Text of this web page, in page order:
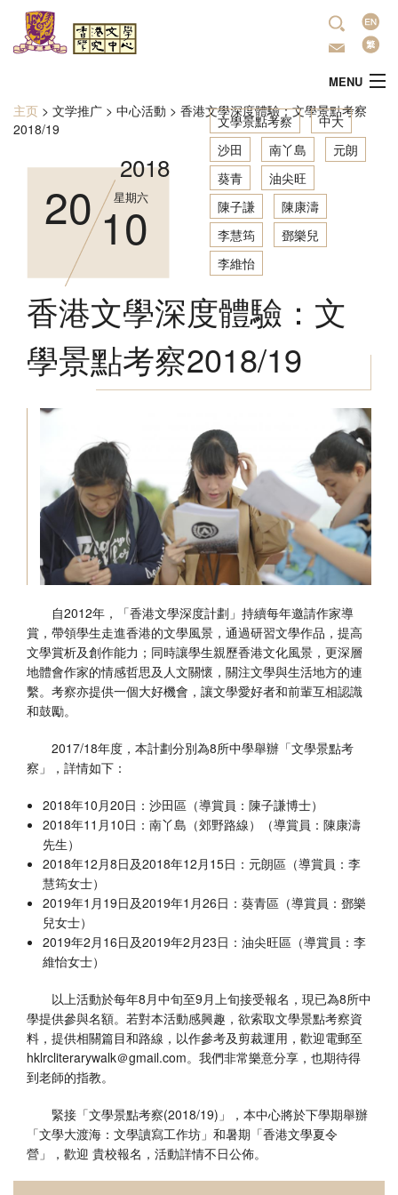
跳转到主要内容
语
言
MENU
主頁
最新活动
學術研究
文学推广
出版
当前位置
主页 > 文学推广 > 中心活動 > 香港文學深度體驗：文學景點考察
2018/19
2018
10
20 星期六
文學景點考察
中大
沙田
南丫島
元朗
葵青
油尖旺
陳子謙
陳康濤
李慧筠
鄧樂兒
李維怡
香港文學深度體驗：文
學景點考察2018/19
自2012年，「香港文學深度計劃」持續每年邀請作家導
賞，帶領學生走進香港的文學風景，通過研習文學作品，提高
文學賞析及創作能力；同時讓學生親歷香港文化風景，更深層
地體會作家的情感哲思及人文關懷，關注文學與生活地方的連
繫。考察亦提供一個大好機會，讓文學愛好者和前輩互相認識
和鼓勵。
2017/18年度，本計劃分別為8所中學舉辦「文學景點考
察」，詳情如下：
2018年10月20日：沙田區（導賞員：陳子謙博士）
2018年11月10日：南丫島（郊野路線）（導賞員：陳康濤
先生）
2018年12月8日及2018年12月15日：元朗區（導賞員：李
慧筠女士）
2019年1月19日及2019年1月26日：葵青區（導賞員：鄧樂
兒女士）
2019年2月16日及2019年2月23日：油尖旺區（導賞員：李
維怡女士）
以上活動於每年8月中旬至9月上旬接受報名，現已為8所中
學提供參與名額。若對本活動感興趣，欲索取文學景點考察資
料，提供相關篇目和路線，以作參考及剪裁運用，歡迎電郵至
hklrcliterarywalk＠gmail.com。我們非常樂意分享，也期待得
到老師的指教。
緊接「文學景點考察(2018/19)」，本中心將於下學期舉辦
「文學大渡海：文學讀寫工作坊」和暑期「香港文學夏令
營」，歡迎 貴校報名，活動詳情不日公佈。